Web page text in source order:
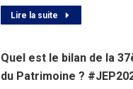
Lire la suite
Quel est le bilan de la
du Patrimoine ?